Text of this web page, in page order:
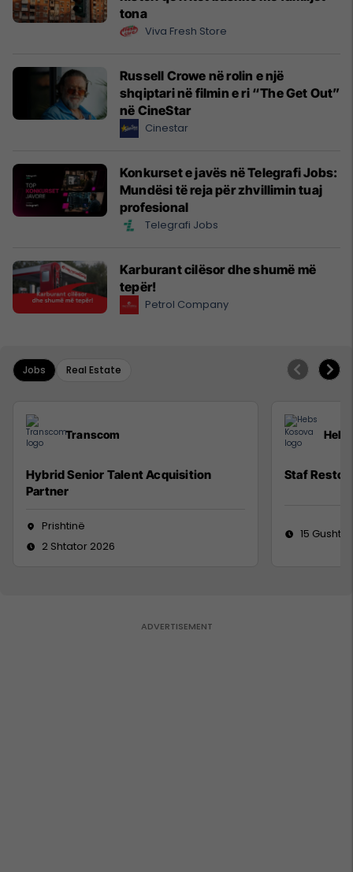
tona
Viva Fresh Store
Russell Crowe në rolin e një
shqiptari në filmin e ri “The Get Out”
në CineStar
Cinestar
Konkurset e javës në Telegrafi Jobs:
Mundësi të reja për zhvillimin tuaj
profesional
Telegrafi Jobs
Karburant cilësor dhe shumë më
tepër!
Petrol Company
Jobs Real Estate
Transcom
Hybrid Senior Talent Acquisition
Partner
Prishtinë
2 Shtator 2026
Staf
15 Gusht